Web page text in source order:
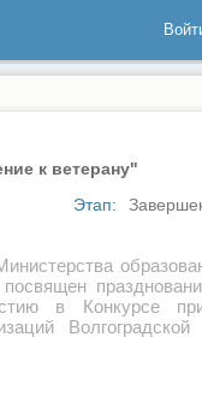
к ветерану"
Этап:
в Конкурсе